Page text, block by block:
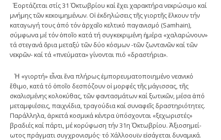
Ἑορτάζεται στίς 31 Ὀκτωβρίου καί ἔχει χαρακτήρα νεκρώσιμο καί
μνήμης τῶν κεκοιμημένων. Οἱ ἐκδηλώσεις τῆς γιορτῆς ἕλκουν τήν
καταγω­γή τους ἀπό τόν ἀρχαῖο κελτικό παγανισμό (Sam­hain),
σύμφωνα μέ τόν ὁποῖο κατά τή συγκεκριμένη ἡμέρα «χαλαρώνουν»
τά στεγανά ὅρια μεταξύ τῶν δύο κόσμων -τῶν ζωντανῶν καί τῶν
νεκρῶν- καί τά «πνεύματα» γίνονται πιό «δραστήρια».
Ἡ «γιορτή» εἶναι ἕνα πλήρως ἐμπορευματοποιημένο νεανικό
ἔθιμο, κατά τό ὁποῖο δεσπόζουν οἱ μορφές τῆς μάγισσας, τῆς
σκαλισμένης κολοκύθας, τῶν φαντασμάτων καί ξωτικῶν, μέσα ἀ­πό
μεταμφιέσεις, παιχνίδια, τραγούδια καί συναφεῖς δραστηριότητες.
Παράλ­ληλα, ἀρκετά κοσμικά κέντρα ὑπόσχο­νται «ξεχωριστές»
βραδιές καί πάρτι, μέ κορύφωση τήν 31η Ὀκτωβρίου. Ἀξιο­­ση­μεί­
ωτος πράγματι συγχρονισμός· τό Χάλ­­­λοουϊν εἰσάγεται δυναμικά.